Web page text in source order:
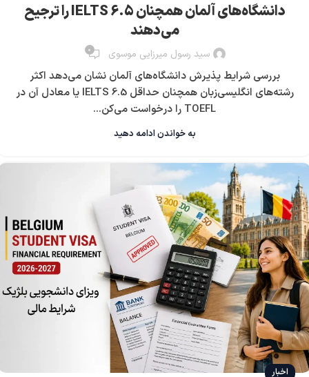
دانشگاه‌های آلمان همچنان IELTS 6.5 را ترجیح
می‌دهند
سید رسول میرزایی موسوی 0
بررسی شرایط پذیرش دانشگاه‌های آلمان نشان می‌دهد اکثر
رشته‌های انگلیسی‌زبان همچنان حداقل IELTS 6.5 یا معادل آن در
TOEFL را درخواست می‌کن...
به خواندن ادامه دهید
اخبار